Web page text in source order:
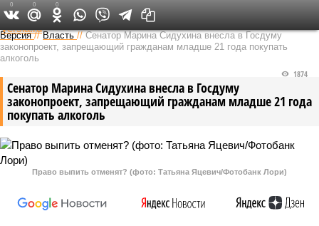
Федеральный выпуск
Версия //Власть //Сенатор Марина Сидухина внесла в Госдуму
законопроект, запрещающий гражданам младше 21 года покупать
алкоголь
Сенатор Марина Сидухина внесла в Госдуму
законопроект, запрещающий гражданам младше 21 года
покупать алкоголь
1874
Право выпить отменят? (фото: Татьяна Яцевич/Фотобанк Лори)
0 0 0